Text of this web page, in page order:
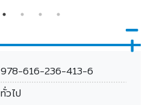
978-616-236-413-6
ทั่วไป